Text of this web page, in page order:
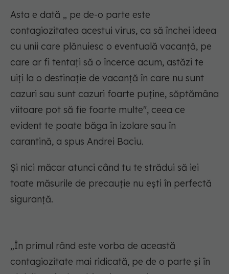
Asta e dată „ pe de-o parte este
contagiozitatea acestui virus, ca să închei ideea
cu unii care plănuiesc o eventuală vacanță, pe
care ar fi tentați să o încerce acum, astăzi te
uiți la o destinație de vacanță în care nu sunt
cazuri sau sunt cazuri foarte puține, săptămâna
viitoare pot să fie foarte multe", ceea ce
evident te poate băga în izolare sau în
carantină, a spus Andrei Baciu.
Și nici măcar atunci când tu te strădui să iei
toate măsurile de precauție nu ești în perfectă
siguranță.
„În primul rând este vorba de această
contagiozitate mai ridicată, pe de o parte și în